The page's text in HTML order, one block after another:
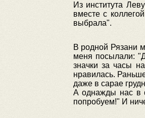
Из института
вместе с
выбрала".
В родной Рязани
меня посылали:
значки за часы
нравилась.
даже в сарае
А однажды нас в
попробуем!" И